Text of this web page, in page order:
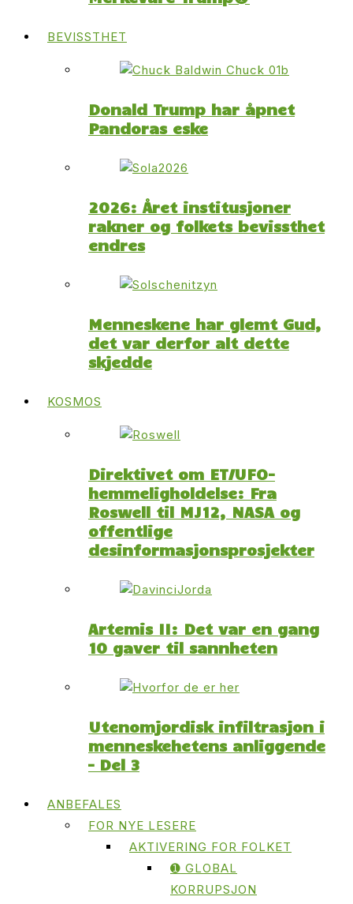
BEVISSTHET
Donald Trump har åpnet
Pandoras eske
2026: Året institusjoner
rakner og folkets bevissthet
endres
Menneskene har glemt Gud,
det var derfor alt dette
skjedde
KOSMOS
Direktivet om ET/UFO-
hemmeligholdelse: Fra
Roswell til MJ12, NASA og
offentlige
desinformasjonsprosjekter
Artemis II: Det var en gang
10 gaver til sannheten
Utenomjordisk infiltrasjon i
menneskehetens anliggende
– Del 3
ANBEFALES
FOR NYE LESERE
AKTIVERING FOR FOLKET
➊ GLOBAL
KORRUPSJON